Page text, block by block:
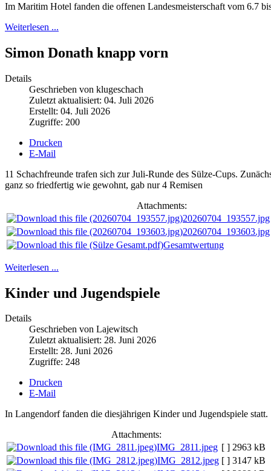
Im Maritim Hotel fanden die offenen Landesmeisterschaft vom 6.7
Weiterlesen ...
Simon Donath knapp vorn
Details
Geschrieben von klugeschach
Zuletzt aktualisiert: 04. Juli 2026
Erstellt: 04. Juli 2026
Zugriffe: 200
Drucken
E-Mail
11 Schachfreunde trafen sich zur Juli-Runde des Sülze-Cups.
ganz so friedfertig wie gewohnt, gab nur 4 Remisen
Attachments:
20260704_193557.jpg
20260704_193603.jpg
Gesamtwertung
Weiterlesen ...
Kinder und Jugendspiele
Details
Geschrieben von Lajewitsch
Zuletzt aktualisiert: 28. Juni 2026
Erstellt: 28. Juni 2026
Zugriffe: 248
Drucken
E-Mail
In Langendorf fanden die diesjährigen Kinder und Jugendspiele statt.
Attachments:
IMG_2811.jpeg [ ] 2963 kB
IMG_2812.jpeg [ ] 3147 kB